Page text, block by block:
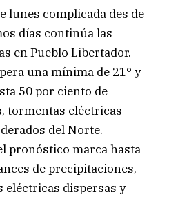
lunes complicada des de
días continúa las
en Pueblo Libertador.
una mínima de 21° y
50 por ciento de
tormentas eléctricas
del Norte.
pronóstico marca hasta
de precipitaciones,
dispersas y